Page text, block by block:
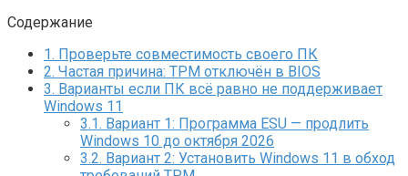
Содержание
1. Проверьте совместимость своего ПК
2. Частая причина: TPM отключён в BIOS
3. Варианты если ПК всё равно не поддерживает
Windows 11
3.1. Вариант 1: Программа ESU — продлить
Windows 10 до октября 2026
3.2. Вариант 2: Установить Windows 11 в обход